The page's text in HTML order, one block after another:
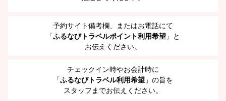
予約サイト備考欄、またはお電話にて
「ふるなびトラベルポイント利用希望 」と
お伝えください。
チェックイン時やお会計時に
「ふるなびトラベル利用希望 」の旨を
スタッフまでお伝えください。